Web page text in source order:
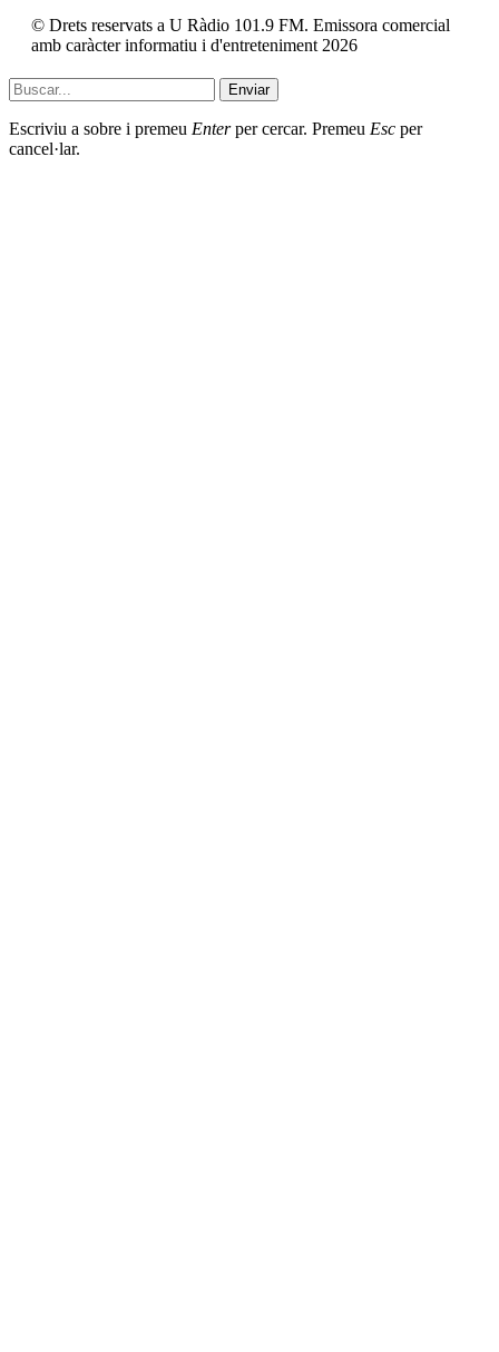
© Drets reservats a U Ràdio 101.9 FM. Emissora comercial
amb caràcter informatiu i d'entreteniment 2026
Enviar
Escriviu a sobre i premeu Enterper cercar. Premeu Esc per
cancel·lar.